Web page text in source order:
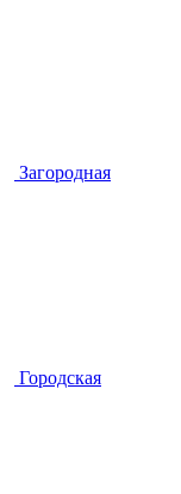
Загородная
Городская